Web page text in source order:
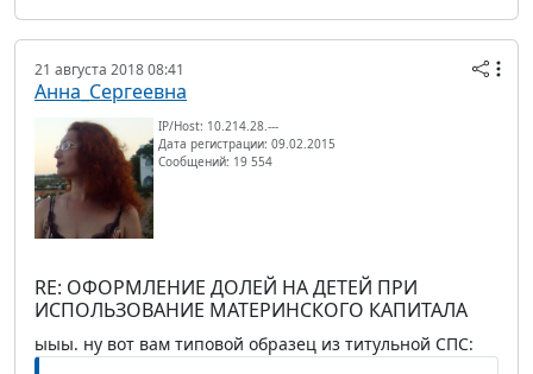
21 августа 2018 08:41
Анна_Сергеевна
IP/Host: 10.214.28.---
Дата регистрации: 09.02.2015
Сообщений: 19 554
RE: ОФОРМЛЕНИЕ ДОЛЕЙ НА ДЕТЕЙ ПРИ
ИСПОЛЬЗОВАНИЕ МАТЕРИНСКОГО КАПИТАЛА
ыыы. ну вот вам типовой образец из титульной СПС: